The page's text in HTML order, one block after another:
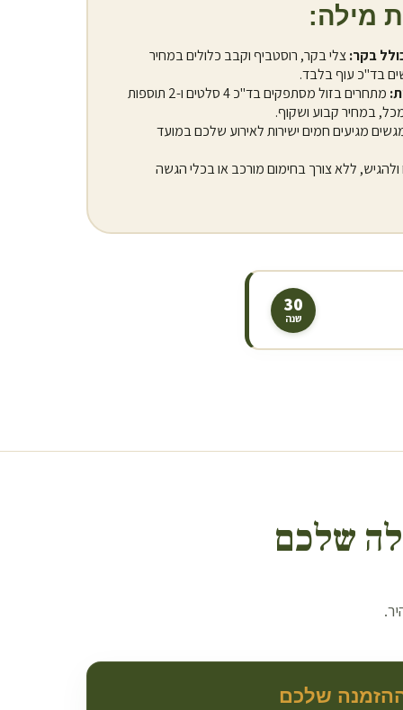
מילה:
צלי בקר, רוסטביף וקבב כלולים במחיר
בד"כ עוף בלבד.
מתחרים בזול מסתפקים בד"כ 4 סלטים ו-2 תוספות
במחיר קבוע ושקוף.
מגיעים חמים ישירות לאירוע שלכם במועד
ללא צורך בחימום מורכב או בכלי הגשה
30
שנה
שלכם
שלכם